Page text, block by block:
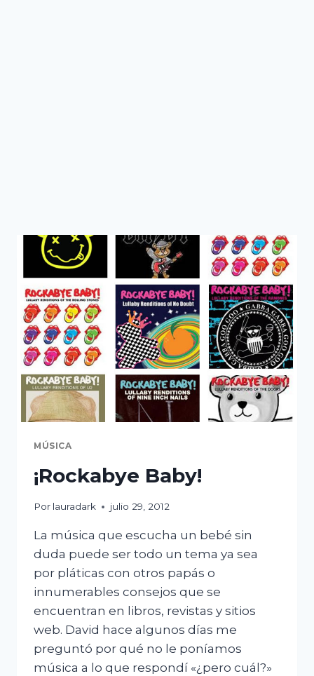
MÚSICA
¡Rockabye Baby!
Por lauradark julio 29, 2012
La música que escucha un bebé sin
duda puede ser todo un tema ya sea
por pláticas con otros papás o
innumerables consejos que se
encuentran en libros, revistas y sitios
web. David hace algunos días me
preguntó por qué no le poníamos
música a lo que respondí «¿pero cuál?»